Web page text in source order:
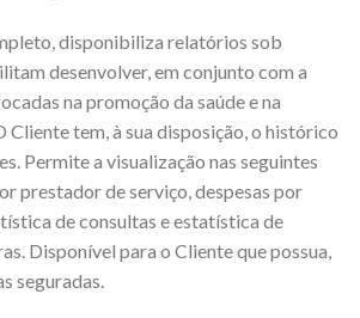
disponibiliza relatórios sob
desenvolver, em conjunto com a
na promoção da saúde e na
Cliente tem, à sua disposição, o histórico
Permite a visualização nas seguintes
prestador de serviço, despesas por
de consultas e estatística de
Disponível para o Cliente que possua,
seguradas.